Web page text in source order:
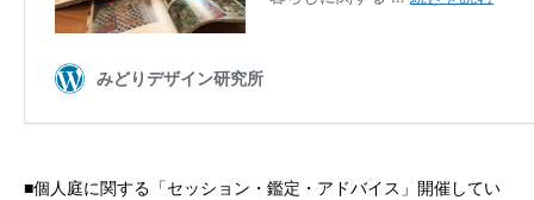
■個人庭に関する「セッション・鑑定・アドバイス」開催してい